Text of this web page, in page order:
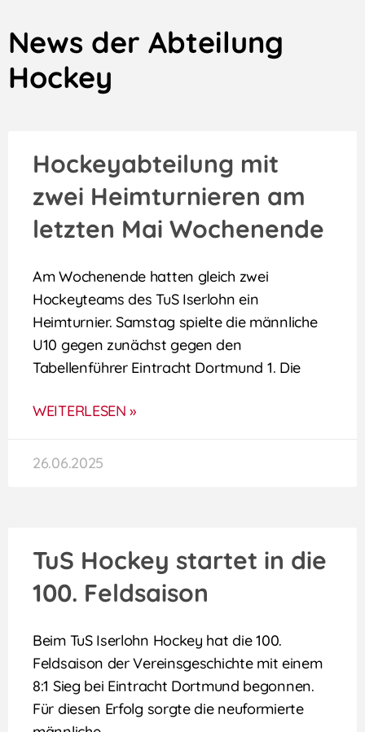
News der Abteilung
Hockey
Hockeyabteilung mit
zwei Heimturnieren am
letzten Mai Wochenende
Am Wochenende hatten gleich zwei
Hockeyteams des TuS Iserlohn ein
Heimturnier. Samstag spielte die männliche
U10 gegen zunächst gegen den
Tabellenführer Eintracht Dortmund 1. Die
WEITERLESEN »
26.06.2025
TuS Hockey startet in die
100. Feldsaison
Beim TuS Iserlohn Hockey hat die 100.
Feldsaison der Vereinsgeschichte mit einem
8:1 Sieg bei Eintracht Dortmund begonnen.
Für diesen Erfolg sorgte die neuformierte